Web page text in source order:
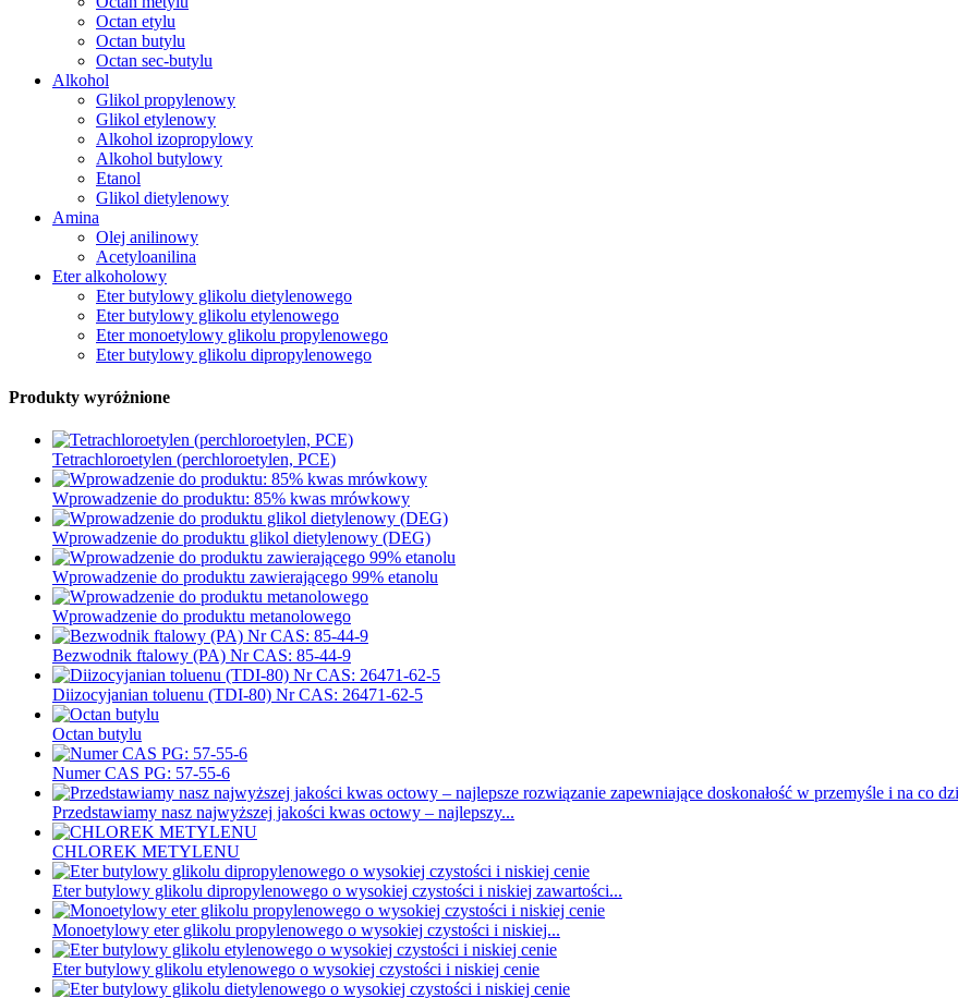
Octan etylu
Octan butylu
Octan sec-butylu
Alkohol
Glikol propylenowy
Glikol etylenowy
Alkohol izopropylowy
Alkohol butylowy
Etanol
Glikol dietylenowy
Amina
Olej anilinowy
Acetyloanilina
Eter alkoholowy
Eter butylowy glikolu dietylenowego
Eter butylowy glikolu etylenowego
Eter monoetylowy glikolu propylenowego
Eter butylowy glikolu dipropylenowego
Produkty wyróżnione
Tetrachloroetylen (perchloroetylen, PCE)
Wprowadzenie do produktu: 85% kwas mrówkowy
Wprowadzenie do produktu glikol dietylenowy (DEG)
Wprowadzenie do produktu zawierającego 99% etanolu
Wprowadzenie do produktu metanolowego
Bezwodnik ftalowy (PA) Nr CAS: 85-44-9
Diizocyjanian toluenu (TDI-80) Nr CAS: 26471-62-5
Octan butylu
Numer CAS PG: 57-55-6
Przedstawiamy nasz najwyższej jakości kwas octowy – najlepszy...
CHLOREK METYLENU
Eter butylowy glikolu dipropylenowego o wysokiej czystości i niskiej zawartości...
Monoetylowy eter glikolu propylenowego o wysokiej czystości i niskiej...
Eter butylowy glikolu etylenowego o wysokiej czystości i niskiej cenie